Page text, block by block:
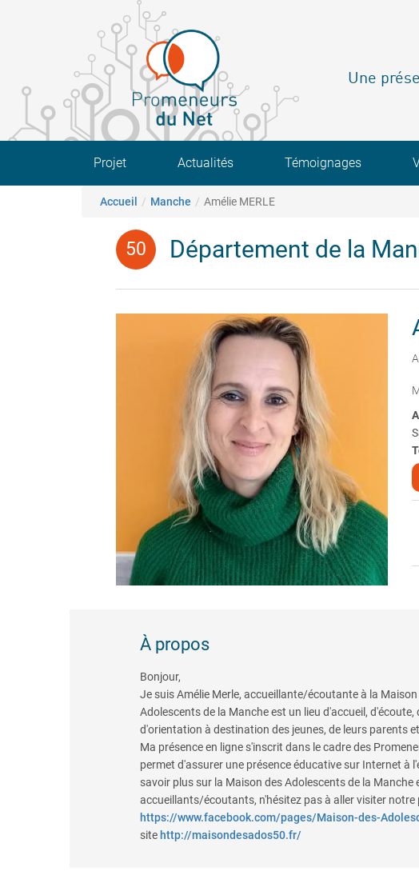
Une
Main navigation
Projet Actualités Témoignages
Fil d'Ariane
Accueil Manche Amélie MERLE
Département de la
À propos
Bonjour,
Je suis Amélie Merle, accueillante/écoutante à la
Adolescents de la Manche est un lieu d'accueil,
d'orientation à destination des jeunes, de leurs parents
Ma présence en ligne s'inscrit dans le cadre des
permet d'assurer une présence éducative sur Internet à
savoir plus sur la Maison des Adolescents de la Manche
accueillants/écoutants, n'hésitez pas à aller visiter notre
https://www.facebook.com/pages/Maison-des-
site http://maisondesados50.fr/